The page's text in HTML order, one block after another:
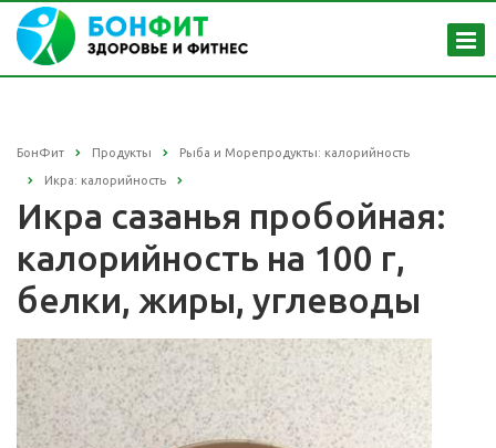
БонФит Продукты Рыба и Морепродукты: калорийность
Икра: калорийность
Икра сазанья пробойная:
калорийность на 100 г,
белки, жиры, углеводы